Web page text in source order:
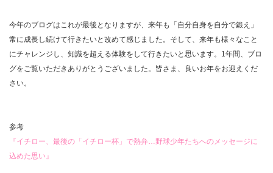
今年のブログはこれが最後となりますが、来年も「自分自身を自分で鍛え」
常に成長し続けて行きたいと改めて感じました。そして、来年も様々なこと
にチャレンジし、知識を超える体験をして行きたいと思います。1年間、ブロ
グをご覧いただきありがとうございました。皆さま、良いお年をお迎えくだ
さい。
参考
『イチロー、最後の「イチロー杯」で熱弁…野球少年たちへのメッセージに
込めた思い』